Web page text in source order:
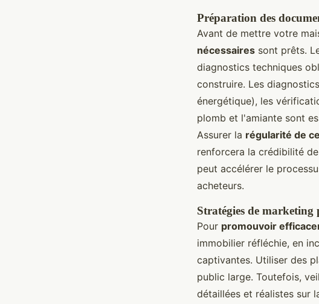
Préparation des
Avant de mettre votre
nécessaires sont prêts.
diagnostics techniques
construire. Les
énergétique), les
plomb et l'amiante sont
Assurer la régularité de
renforcera la crédibilité
peut accélérer le
acheteurs.
Stratégies de
Pour promouvoir
immobilier réfléchie, en
captivantes. Utiliser des
public large. Toutefois,
détaillées et réalistes sur